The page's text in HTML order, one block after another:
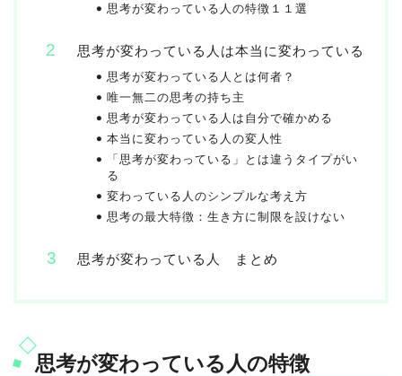
思考が変わっている人の特徴１１選
思考が変わっている人は本当に変わっている
思考が変わっている人とは何者？
唯一無二の思考の持ち主
思考が変わっている人は自分で確かめる
本当に変わっている人の変人性
「思考が変わっている」とは違うタイプがい
る
変わっている人のシンプルな考え方
思考の最大特徴：生き方に制限を設けない
思考が変わっている人 まとめ
思考が変わっている人の特徴